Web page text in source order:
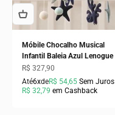
Móbile Chocalho Musical
Infantil Baleia Azul Lenogue
Preço promocional
R$ 327,90
Até6xdeR$ 54,65 Sem Juros
R$ 32,79 em Cashback